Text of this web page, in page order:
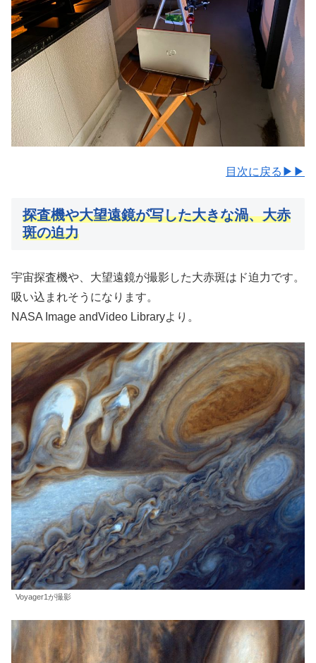
目次に戻る▶▶
探査機や大望遠鏡が写した大きな渦、大赤
斑の迫力
宇宙探査機や、大望遠鏡が撮影した大赤斑はド迫力です。
吸い込まれそうになります。
NASA Image andVideo Libraryより。
Voyager1が撮影